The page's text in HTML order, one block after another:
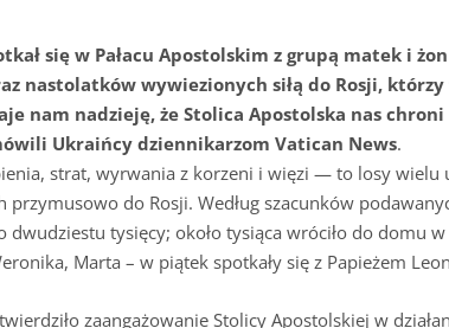
się w Pałacu Apostolskim z grupą matek i
nastolatków wywiezionych siłą do Rosji,
nam nadzieję, że Stolica Apostolska nas
Ukraińcy dziennikarzom Vatican News.
strat, wyrwania z korzeni i więzi — to losy wielu
przymusowo do Rosji. Według szacunków
dwudziestu tysięcy; około tysiąca wróciło do domu
Marta – w piątek spotkały się z Papieżem
zaangażowanie Stolicy Apostolskiej w